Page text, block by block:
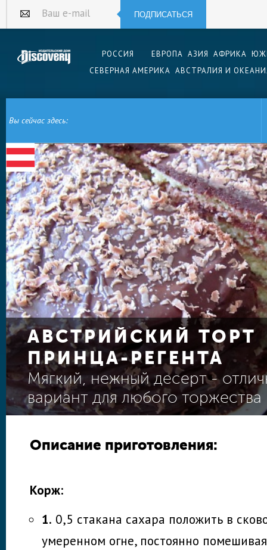
Ваш e-mail ПОДПИСАТЬСЯ
РОССИЯ ЕВРОПА АЗИЯ АФРИКА
СЕВЕРНАЯ АМЕРИКА АВСТРАЛИЯ И
Вы сейчас здесь:
ГЛАВНАЯ ЕВРОПА АВСТРИЯ АВСТРИЙСКАЯ КУХНЯ
АВСТРИЙСКИЙ ТОРТ
ПРИНЦА-РЕГЕНТА
Мягкий, нежный десерт -
вариант для любого торжества
Описание приготовления:
Корж:
1. 0,5 стакана сахара положить в
умеренном огне, постоянно